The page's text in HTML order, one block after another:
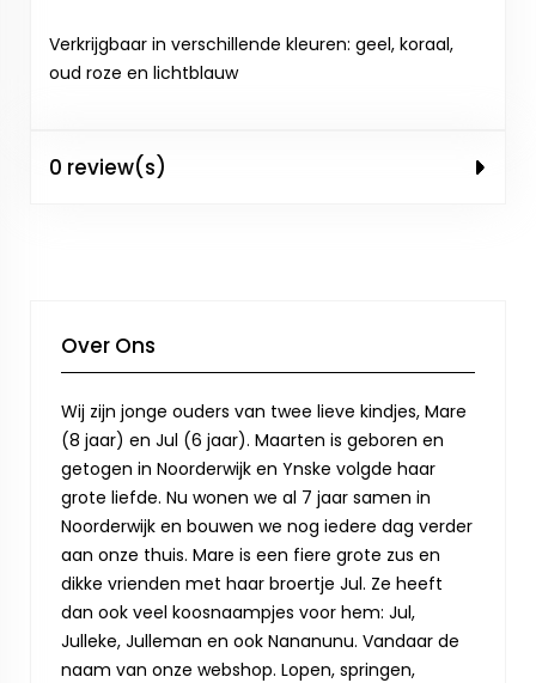
Verkrijgbaar in verschillende kleuren: geel, koraal,
oud roze en lichtblauw
0 review(s)
Over Ons
Wij zijn jonge ouders van twee lieve kindjes, Mare
(8 jaar) en Jul (6 jaar). Maarten is geboren en
getogen in Noorderwijk en Ynske volgde haar
grote liefde. Nu wonen we al 7 jaar samen in
Noorderwijk en bouwen we nog iedere dag verder
aan onze thuis. Mare is een fiere grote zus en
dikke vrienden met haar broertje Jul. Ze heeft
dan ook veel koosnaampjes voor hem: Jul,
Julleke, Julleman en ook Nananunu. Vandaar de
naam van onze webshop. Lopen, springen,